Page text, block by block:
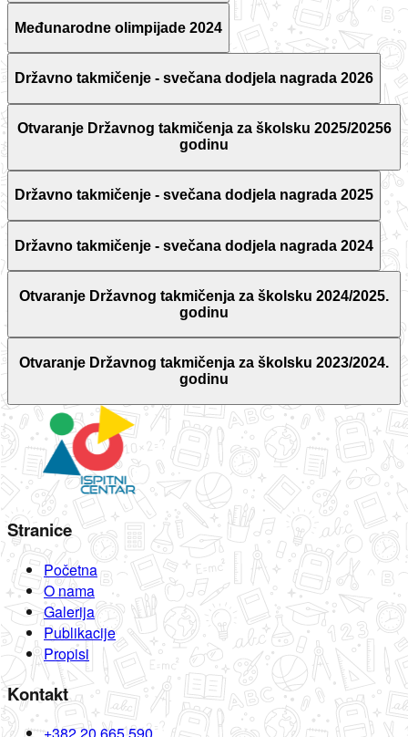
Međunarodne olimpijade 2024
Državno takmičenje - svečana dodjela nagrada 2026
Otvaranje Državnog takmičenja za školsku 2025/20256
godinu
Državno takmičenje - svečana dodjela nagrada 2025
Državno takmičenje - svečana dodjela nagrada 2024
Otvaranje Državnog takmičenja za školsku 2024/2025.
godinu
Otvaranje Državnog takmičenja za školsku 2023/2024.
godinu
Stranice
Početna
O nama
Galerija
Publikacije
Propisi
Kontakt